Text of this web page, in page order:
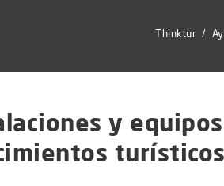
Thinktur /
y
turísticos